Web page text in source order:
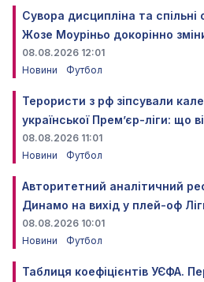
Сувора дисципліна та спільні
Жозе Моуріньо докорінно
08.08.2026 12:01
Новини
Футбол
Терористи з рф зіпсували
української Прем’єр-ліги: що
08.08.2026 11:01
Новини
Футбол
Авторитетний аналітичний
Динамо на вихід у плей-оф
08.08.2026 10:01
Новини
Футбол
Таблиця коефіцієнтів УЄФА.